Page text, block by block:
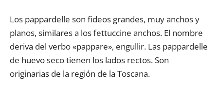
Los pappardelle son fideos grandes, muy anchos y
planos, similares a los fettuccine anchos. El nombre
deriva del verbo «pappare», engullir. Las pappardelle
de huevo seco tienen los lados rectos. Son
originarias de la región de la Toscana.